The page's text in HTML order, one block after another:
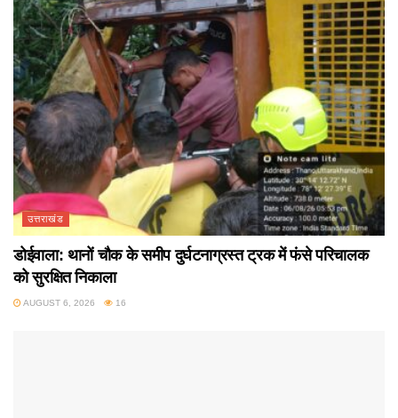
उत्तराखंड
डोईवाला: थानों चौक के समीप दुर्घटनाग्रस्त ट्रक में फंसे परिचालक
को सुरक्षित निकाला
AUGUST 6, 2026 16